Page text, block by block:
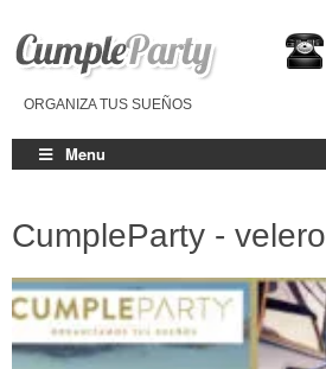
ORGANIZA TUS SUEÑOS
Menu
CumpleParty - velero